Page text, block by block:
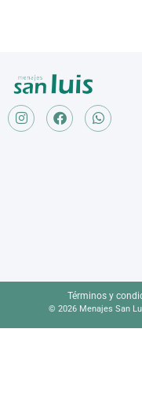
Términos y
© 2026 Menajes San